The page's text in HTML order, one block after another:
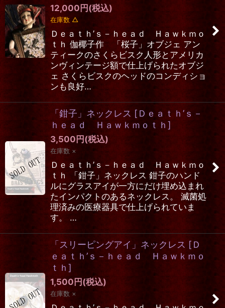
12,000 円 (税込)
在庫数 △
Ｄｅａｔｈ’ｓ－ｈｅａｄ Ｈａｗｋｍｏ
ｔｈ 伽椰子作 「桜子」オブジェ アン
ティークのさくらビスク人形とアメリカ
ンヴィンテージ額で仕上げられたオブジ
ェ さくらビスクのヘッドのコンディショ
ンも良好…
「鉗子」ネックレス [ Ｄｅａｔｈ’ｓ－
ｈｅａｄ Ｈａｗｋｍｏｔｈ ]
3,500 円 (税込)
在庫数 ×
Ｄｅａｔｈ’ｓ－ｈｅａｄ Ｈａｗｋｍｏ
ｔｈ 「鉗子」ネックレス 鉗子のハンド
ルにグラスアイが一方にだけ埋め込まれ
たインパクトのあるネックレス。 滅菌処
理済みの医療器具で仕上げられていま
す。 …
「スリーピングアイ」ネックレス [ Ｄ
ｅａｔｈ’ｓ－ｈｅａｄ Ｈａｗｋｍｏ
ｔｈ ]
1,500 円 (税込)
在庫数 ×